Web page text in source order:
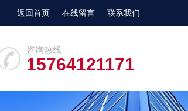
返回首页 在线留言 联系我们
咨询热线
15764121171